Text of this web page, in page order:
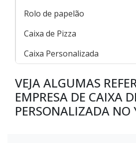
Rolo de papelão
Caixa de Pizza
Caixa Personalizada
VEJA ALGUMAS
EMPRESA DE CAIXA
PERSONALIZADA NO